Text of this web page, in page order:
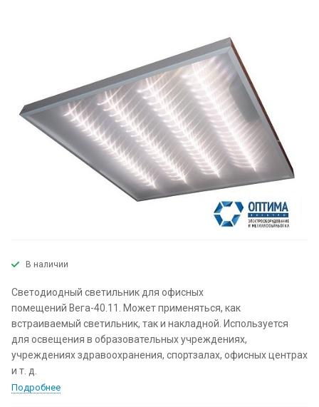
В наличии
Светодиодный светильник для офисных
помещений Вега-40.11. Может применяться, как
встраиваемый светильник, так и накладной. Используется
для освещения в образовательных учреждениях,
учреждениях здравоохранения, спортзалах, офисных центрах
и т. д.
Подробнее